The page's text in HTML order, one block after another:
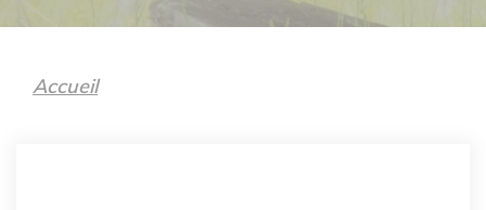
Accueil